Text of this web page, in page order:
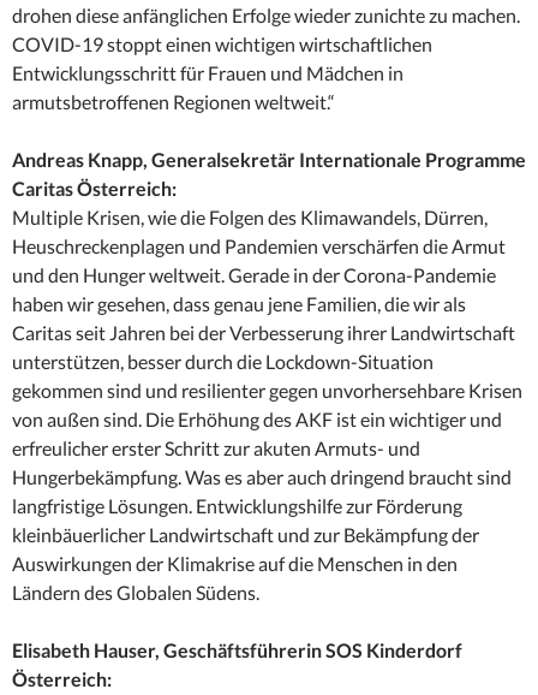
drohen diese anfänglichen Erfolge wieder zunichte zu machen.
COVID-19 stoppt einen wichtigen wirtschaftlichen
Entwicklungsschritt für Frauen und Mädchen in
armutsbetroffenen Regionen weltweit.“
Andreas Knapp, Generalsekretär Internationale Programme
Caritas Österreich:
Multiple Krisen, wie die Folgen des Klimawandels, Dürren,
Heuschreckenplagen und Pandemien verschärfen die Armut
und den Hunger weltweit. Gerade in der Corona-Pandemie
haben wir gesehen, dass genau jene Familien, die wir als
Caritas seit Jahren bei der Verbesserung ihrer Landwirtschaft
unterstützen, besser durch die Lockdown-Situation
gekommen sind und resilienter gegen unvorhersehbare Krisen
von außen sind. Die Erhöhung des AKF ist ein wichtiger und
erfreulicher erster Schritt zur akuten Armuts- und
Hungerbekämpfung. Was es aber auch dringend braucht sind
langfristige Lösungen. Entwicklungshilfe zur Förderung
kleinbäuerlicher Landwirtschaft und zur Bekämpfung der
Auswirkungen der Klimakrise auf die Menschen in den
Ländern des Globalen Südens.
Elisabeth Hauser, Geschäftsführerin SOS Kinderdorf
Österreich: